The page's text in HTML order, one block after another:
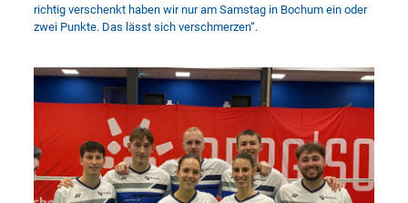
richtig verschenkt haben wir nur am Samstag in Bochum ein oder
zwei Punkte. Das lässt sich verschmerzen“.